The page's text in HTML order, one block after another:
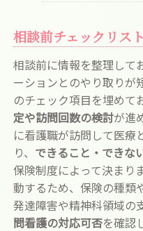
相談前チェックリス
相談前に情報を整理して
ーションとのやり取りが
のチェック項目を埋めて
定や訪問回数の検討が進
に看護職が訪問して医療
り、 できること・できな
保険制度によって決まり
動するため、保険の種類
発達障害や精神科領域の
問看護の対応可否を確認